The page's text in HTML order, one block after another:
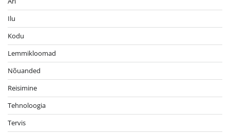
Ilu
Kodu
Lemmikloomad
Nõuanded
Reisimine
Tehnoloogia
Tervis